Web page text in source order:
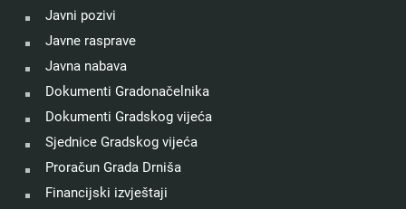
Javni pozivi
Javne rasprave
Javna nabava
Dokumenti Gradonačelnika
Dokumenti Gradskog vijeća
Sjednice Gradskog vijeća
Proračun Grada Drniša
Financijski izvještaji